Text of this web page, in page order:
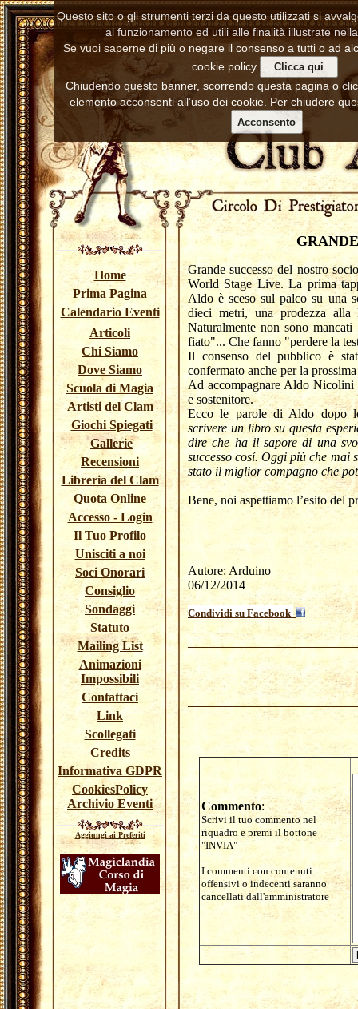
Home
Prima Pagina
Calendario Eventi
Articoli
Chi Siamo
Dove Siamo
Scuola di Magia
Artisti del Clam
Giochi Spiegati
Gallerie
Recensioni
Libreria del Clam
Quota Online
Accesso - Login
Il Tuo Profilo
Unisciti a noi
Soci Onorari
Consiglio
Sondaggi
Statuto
Mailing List
Animazioni
Impossibili
Contattaci
Link
Scollegati
Credits
Informativa GDPR
CookiesPolicy
Archivio Eventi
Aggiungi ai Preferiti
Questo sito o gli strumenti terzi da questo utilizzati si
al funzionamento ed utili alle finalità illustrate
Se vuoi saperne di più o negare il consenso a tutti o ad
cookie policy
Clicca qui
Chiudendo questo banner, scorrendo questa pagina o
elemento acconsenti all’uso dei cookie. Per chiudere
Acconsento
Grande successo del nostro
World Stage Live. La prima
Aldo è sceso sul palco su una
dieci metri, una prodezza
Naturalmente non sono
fiato"... Che fanno "perdere la
Il consenso del pubblico è
confermato anche per la
Ad accompagnare Aldo
e sostenitore.
Ecco le parole di Aldo dopo
scrivere un libro su questa
dire che ha il sapore di una
successo cosí. Oggi più che
stato il miglior compagno che
Bene, noi aspettiamo l’esito del
Autore: Arduino
06/12/2014
Condividi su Facebook
Commento:
Scrivi il tuo commento nel
riquadro e premi il bottone
"INVIA"
I commenti con contenuti
offensivi o indecenti saranno
cancellati dall'amministratore